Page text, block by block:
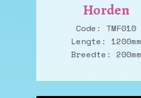
Horden
Code: TMF010
Lengte: 1200mm
Breedte: 200mm